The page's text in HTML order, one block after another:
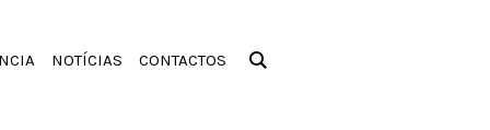
NOTÍCIAS CONTACTOS